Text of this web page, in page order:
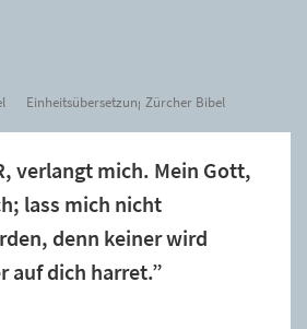
Einheitsübersetzung Zürcher Bibel
verlangt mich. Mein Gott,
lass mich nicht
denn keiner wird
auf dich harret.”